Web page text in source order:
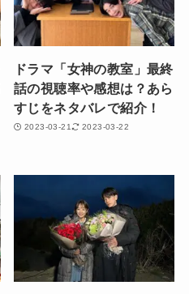
ドラマ「女神の教室」最終
話の視聴率や感想は？あら
すじをネタバレで紹介！
2023-03-21 2023-03-22